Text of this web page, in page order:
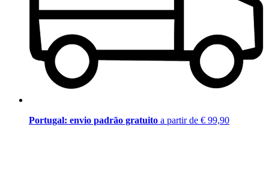
Portugal: envio padrão gratuito a partir de € 99,90